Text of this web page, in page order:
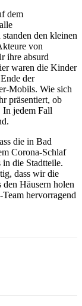
dem
den kleinen
von
ihre absurd
waren die Kinder
der
Mobils. Wie sich
präsentiert, ob
In jedem Fall
die in Bad
Corona-Schlaf
die Stadtteile.
dass wir die
Häusern holen
hervorragend